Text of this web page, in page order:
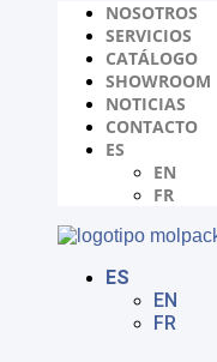
NOSOTROS
SERVICIOS
CATÁLOGO
SHOWROOM
NOTICIAS
CONTACTO
ES
EN
FR
ES
EN
FR